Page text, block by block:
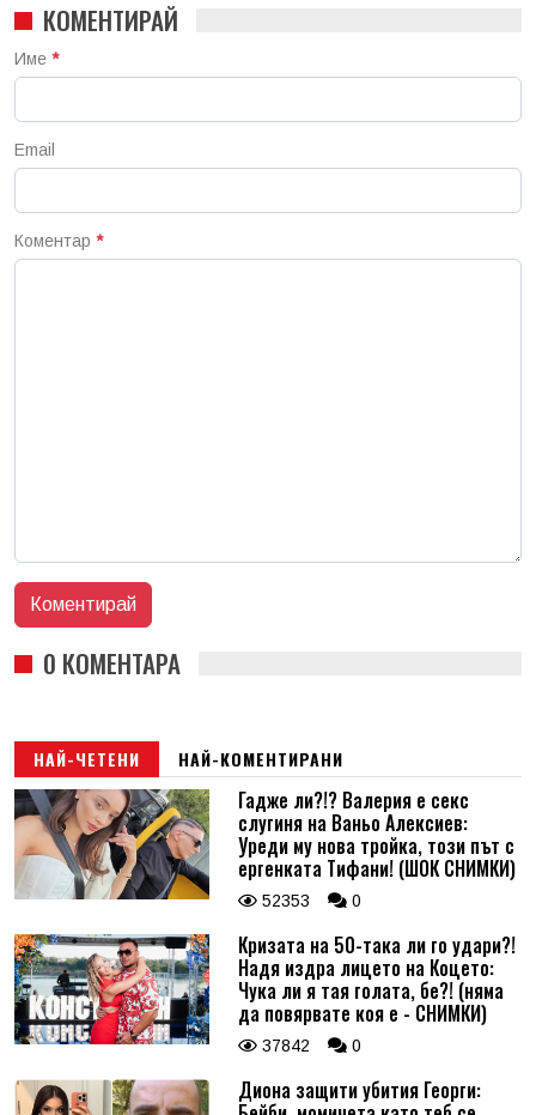
КОМЕНТИРАЙ
Име *
Email
Коментар *
0 КОМЕНТАРА
НАЙ-ЧЕТЕНИ НАЙ-КОМЕНТИРАНИ
Гадже ли?!? Валерия е секс
слугиня на Ваньо Алексиев:
Уреди му нова тройка, този път с
ергенката Тифани! (ШОК СНИМКИ)
52353 0
Кризата на 50-така ли го удари?!
Надя издра лицето на Коцето:
Чука ли я тая голата, бе?! (няма
да повярвате коя е - СНИМКИ)
37842 0
Диона защити убития Георги: